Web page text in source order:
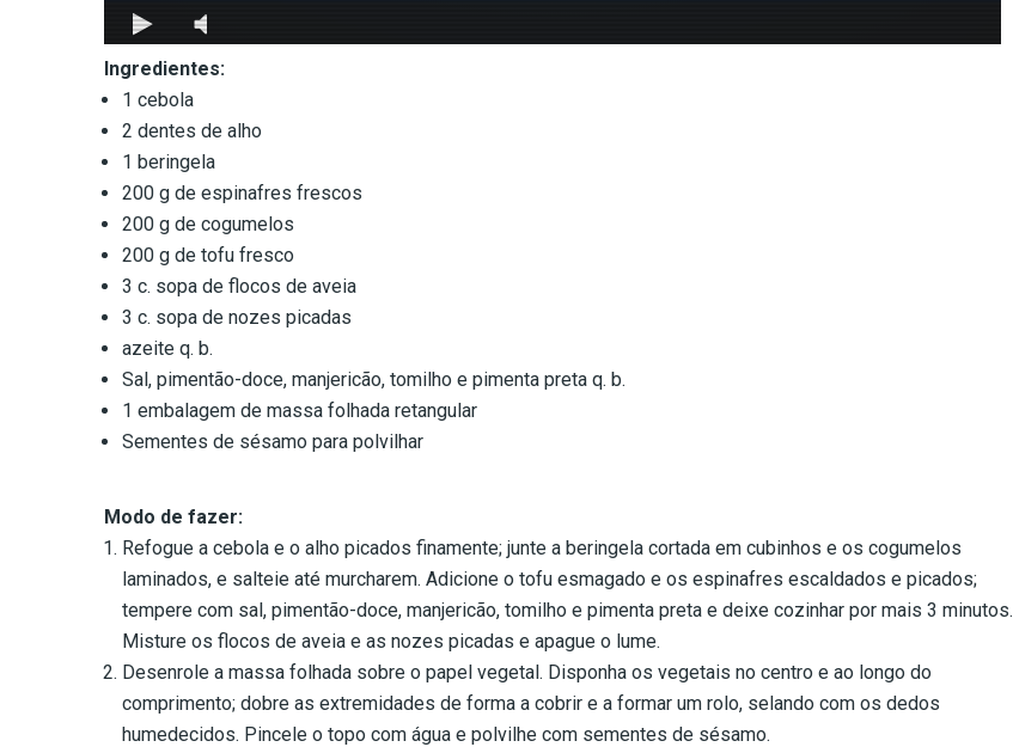
Ingredientes:
1 cebola
2 dentes de alho
1 beringela
200 g de espinafres frescos
200 g de cogumelos
200 g de tofu fresco
3 c. sopa de flocos de aveia
3 c. sopa de nozes picadas
azeite q. b.
Sal, pimentão-doce, manjericão, tomilho e pimenta preta q. b.
1 embalagem de massa folhada retangular
Sementes de sésamo para polvilhar
Modo de fazer:
Refogue a cebola e o alho picados finamente; junte a beringela cortada em cubinhos e os cogumelos
laminados, e salteie até murcharem. Adicione o tofu esmagado e os espinafres escaldados e picados;
tempere com sal, pimentão-doce, manjericão, tomilho e pimenta preta e deixe cozinhar por mais 3 minutos.
Misture os flocos de aveia e as nozes picadas e apague o lume.
Desenrole a massa folhada sobre o papel vegetal. Disponha os vegetais no centro e ao longo do
comprimento; dobre as extremidades de forma a cobrir e a formar um rolo, selando com os dedos
humedecidos. Pincele o topo com água e polvilhe com sementes de sésamo.